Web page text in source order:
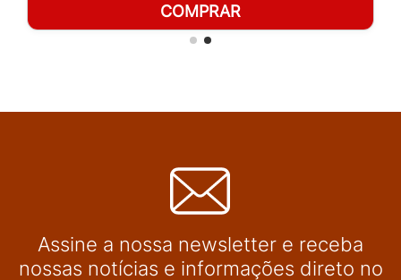
COMPRAR
Assine a nossa newsletter e receba
nossas notícias e informações direto no